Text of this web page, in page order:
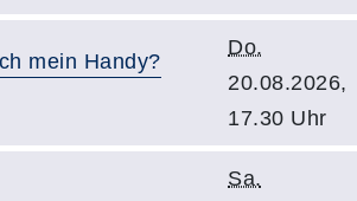
mein Handy?
Do.
20.08.2026,
17.30 Uhr
Sa.